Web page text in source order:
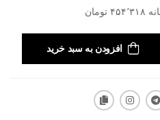
افزودن به سبد خرید